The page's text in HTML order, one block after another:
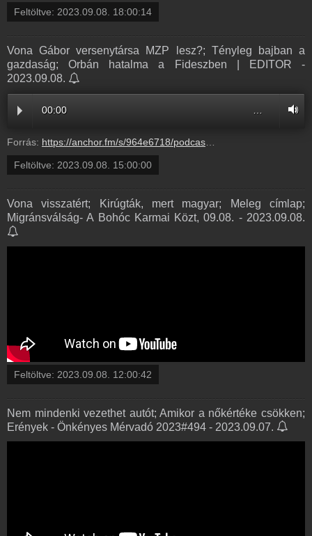
Feltöltve: 2023.09.08. 18:00:14
Vona Gábor versenytársa MZP lesz?; Tényleg bajban a
gazdaság; Orbán hatalma a Fideszben | EDITOR -
2023.09.08.
00:00
Forrás: https://anchor.fm/s/964e6718/podcast/play/75632441/https%3A%2F%2Fd3ctxlq1ktw2nl.cloudfront.net%2Fstaging%2F2023-8-8%2F3a71fbf1-4ca6-f732-d24b-d1b18c872dce.mp3
Feltöltve: 2023.09.08. 15:00:00
Vona visszatért; Kirúgták, mert magyar; Meleg címlap;
Migránsválság- A Bohóc Karmai Közt, 09.08. - 2023.09.08.
Feltöltve: 2023.09.08. 12:00:42
Nem mindenki vezethet autót; Amikor a nőkértéke csökken;
Erények - Önkényes Mérvadó 2023#494 - 2023.09.07.